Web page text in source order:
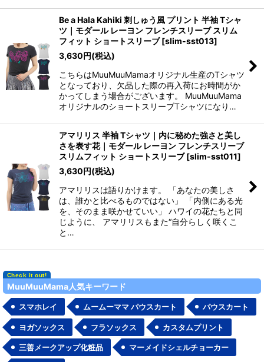
Be a Hala Kahiki 刺しゅう風 プリント 半袖 Tシャ
ツ｜モダール レーヨン フレンチスリーブ スリム
フィット ショートスリーブ [slim-sst013]
3,630円(税込)
こちらはMuuMuuMamaオリジナル生産のTシャツ
となっており、欠品した際の再入荷にお時間がか
かってしまう場合がございます。 MuuMuuMama
オリジナルのショートスリーブTシャツになり…
アマリリス 半袖 Tシャツ｜内に秘めた強さと美し
さを表す花｜モダール レーヨン フレンチスリーブ
スリムフィット ショートスリーブ [slim-sst011]
3,630円(税込)
アマリリスは語りかけます。 「あなたの美しさ
は、誰かと比べるものではない」 「内側にある光
を、そのまま咲かせていい」 ハワイの花たちと同
じように、 アマリリスもまた“自分らしく咲くこ
と…
MuuMuuMama人気キーワード
スマホレイ ムームーママ パウスカート パウスカート
ヨガソックス フラソックス カスタムプリント
三善メークアップ化粧品 マーメイドシェルチョーカー